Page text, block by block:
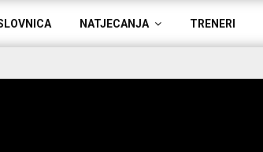
NATJECANJA TRENERI